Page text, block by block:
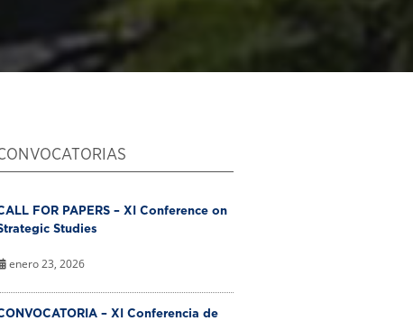
FOR PAPERS – XI Conference on
Studies
enero 23, 2026
– XI Conferencia de